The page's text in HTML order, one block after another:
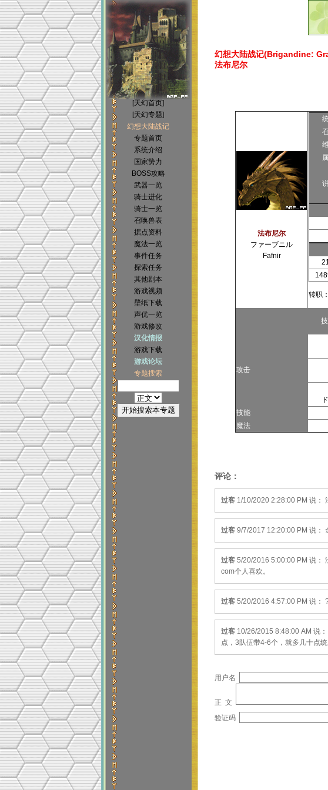
幻想大陆战记(Brigandine:
法布尼尔
法布尼尔
ファーブニル
Fafnir
转职
攻击
技能
魔法
评论：
过客 1/10/2020 2:28:00 PM 说：
过客 9/7/2017 12:20:00 PM 说：
过客 5/20/2016 5:00:00 PM 说：
com个人喜欢。
过客 5/20/2016 4:57:00 PM 说：
过客 10/26/2015 8:48:00 AM 说
点，3队伍带4-6个，就多几十点
用户名
正 文
验证码
[天幻首页]
[天幻专题]
幻想大陆战记
专题首页
系统介绍
国家势力
BOSS攻略
武器一览
骑士进化
骑士一览
召唤兽表
据点资料
魔法一览
事件任务
探索任务
其他剧本
游戏视频
壁纸下载
声优一览
游戏修改
汉化情报
游戏下载
游戏论坛
专题搜索